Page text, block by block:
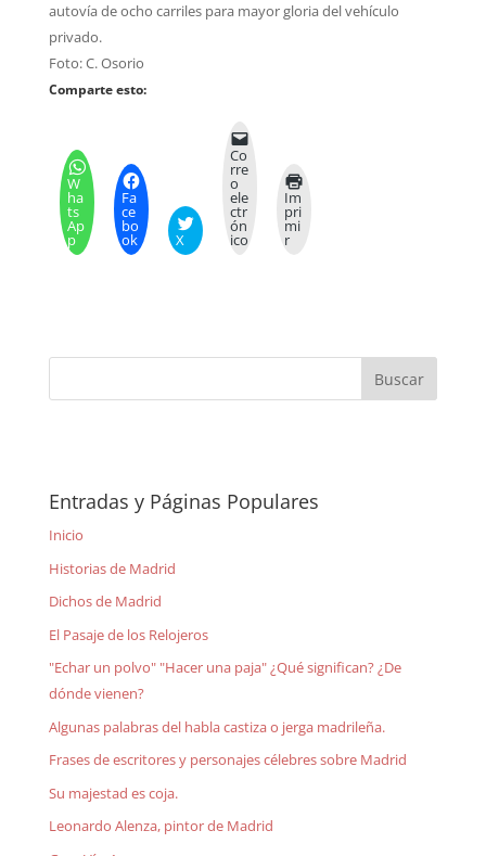
autovía de ocho carriles para mayor gloria del vehículo
privado.
Foto: C. Osorio
Comparte esto:
W
ha
ts
Ap
p
Fa
ce
bo
ok X
Co
rre
o
ele
ctr
ón
ico
Im
pri
mi
r
Entradas y Páginas Populares
Inicio
Historias de Madrid
Dichos de Madrid
El Pasaje de los Relojeros
"Echar un polvo" "Hacer una paja" ¿Qué significan? ¿De
dónde vienen?
Algunas palabras del habla castiza o jerga madrileña.
Frases de escritores y personajes célebres sobre Madrid
Su majestad es coja.
Leonardo Alenza, pintor de Madrid